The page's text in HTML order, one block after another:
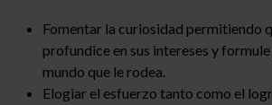
Fomentar la curiosidad permitiendo
profundice en sus intereses y
mundo que le rodea.
Elogiar el esfuerzo tanto como el